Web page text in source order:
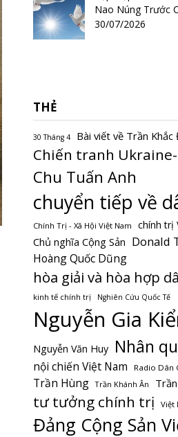
Nao Núng Trước
30/07/2026
THẺ
30 Tháng 4 Bài viết về Trần
Chiến tranh
Chu Tuấn Anh
chuyển tiếp về
Chính Trị - Xã Hội Việt Nam chính trị
Chủ nghĩa Cộng Sản Donald
Hoàng Quốc Dũng
hòa giải và hòa hợp
kinh tế chính trị Nghiên Cứu Quốc Tế
Nguyễn Gia
Nguyễn Văn Huy Nhân
nội chiến Việt Nam Radio Dân
Trần Hùng Trần Khánh Ân
tư tưởng chính trị Việt
Đảng Cộng Sản